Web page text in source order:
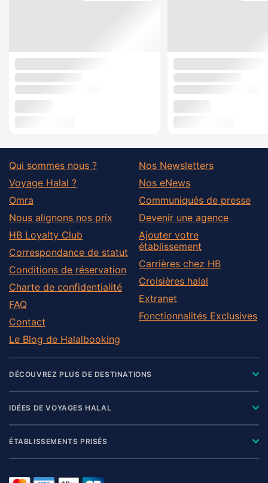
Qui sommes nous ?
Voyage Halal ?
Omra
Nous alignons nos prix
HB Loyalty Club
Correspondance de statut
Conditions de réservation
Charte de confidentialité
FAQ
Contact
Le Blog de Halalbooking
Nos Newsletters
Nos eNews
Communiqués de presse
Devenir une agence
Ajouter votre
établissement
Carrières chez HB
Croisières halal
Extranet
Fonctionnalités Exclusives
DÉCOUVREZ PLUS DE DESTINATIONS
IDÉES DE VOYAGES HALAL
ÉTABLISSEMENTS PRISÉS